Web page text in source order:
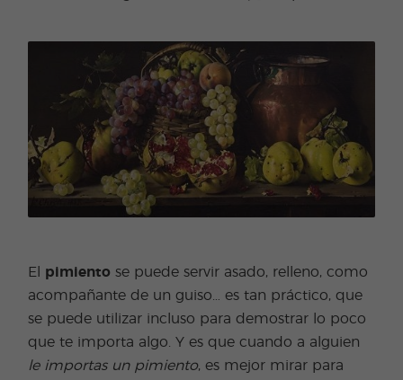
El pimiento se puede servir asado, relleno, como
acompañante de un guiso… es tan práctico, que
se puede utilizar incluso para demostrar lo poco
que te importa algo. Y es que cuando a alguien
le importas un pimiento, es mejor mirar para